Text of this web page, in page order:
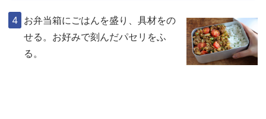
お弁当箱にごはんを盛り、具材をの
せる。お好みで刻んだパセリをふ
る。